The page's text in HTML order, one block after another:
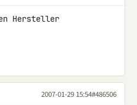
Hersteller
2007-01-29 15:54#486506